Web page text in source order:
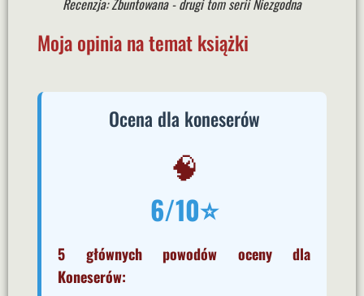
Recenzja: Zbuntowana - drugi tom serii Niezgodna
Moja opinia na temat książki
Ocena dla koneserów
🧠
6/10⭐
5 głównych powodów oceny dla
Koneserów: